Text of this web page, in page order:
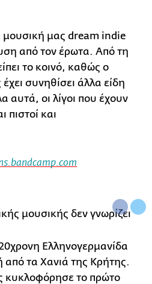
μουσική μας dream indie
από τον έρωτα. Από τη
το κοινό, καθώς ο
συνηθίσει άλλα είδη
αυτά, οι λίγοι που έχουν
πιστοί και
Ελληνογερμανίδα
από τα Χανιά της Κρήτης.
κυκλοφόρησε το πρώτο